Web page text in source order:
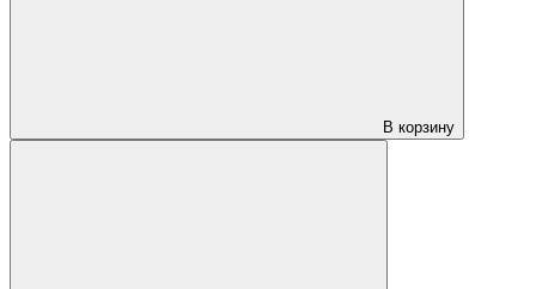
В корзину